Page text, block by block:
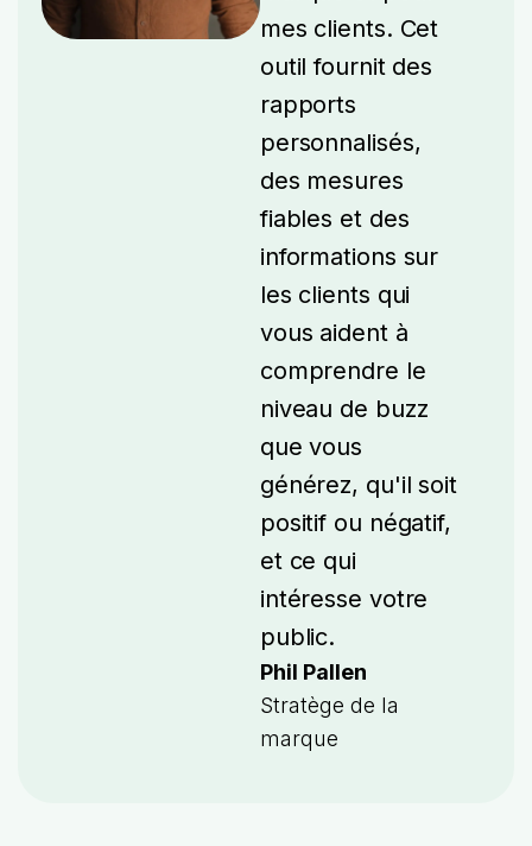
mes clients. Cet
outil fournit des
rapports
personnalisés,
des mesures
fiables et des
informations sur
les clients qui
vous aident à
comprendre le
niveau de buzz
que vous
générez, qu'il soit
positif ou négatif,
et ce qui
intéresse votre
public.
Phil Pallen
Stratège de la
marque